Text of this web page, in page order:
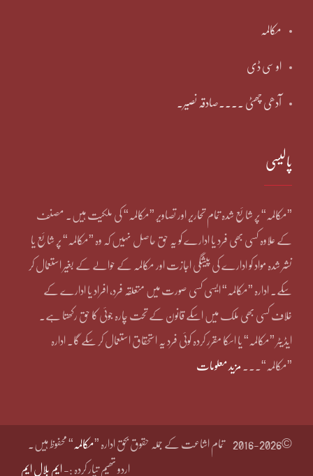
مکالمہ
او سی ڈی
آدھی چھٹی ۔۔۔۔صادقہ نصیر۔
پالیسی
”مکالمہ“ پر شائع شدہ تمام تحاریر اور تصاویر ”مکالمہ“ کی ملکیت ہیں۔ مصنف
کے علاوہ کسی بھی فرد یا ادارے کو یہ حق حاصل نہیں کہ وہ ”مکالمہ“ پر شائع یا
نشر شدہ مواد کو ادارے کی پیشگی اجازت اور مکالمہ کے حوالے کے بغیر استعمال کر
سکے۔ ادارہ ”مکالمہ“ ایسی کسی صورت میں متعلقہ فرد، افراد یا ادارے کے
خلاف کسی بھی ملک میں اسکے قانون کے تحت چارہ جوئی کا حق رکھتا ہے۔
ایڈیٹر ”مکالمہ“ یا اسکا مقرر کردہ کوئی فرد یہ استحقاق استعمال کر سکے گا۔ ادارہ
”مکالمہ“۔۔۔ مزید معلومات
©2016-2026 تمام اشاعت کے جملہ حقوق بحق ادارہ ”مکالمہ “ محفوظ ہیں۔
اردو تھیم تیار کردہ :- ایم بلال ایم